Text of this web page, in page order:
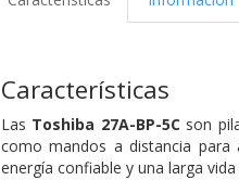
Características
Las Toshiba 27A-BP-5Cson
como mandos a distancia para
energía confiable y una larga vida